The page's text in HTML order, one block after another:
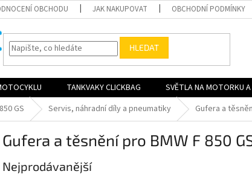
OBCHODU JAK NAKUPOVAT OBCHODNÍ PODMÍNKY
HLEDAT
TANKVAKY CLICKBAG SVĚTLA NA MOTORKU
GS Servis, náhradní díly a pneumatiky Gufera a
Gufera a těsnění pro BMW F 850
Nejprodávanější